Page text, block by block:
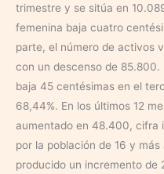
trimestre y se sitúa en
femenina baja cuatro
parte, el número de activos
con un descenso de
baja 45 centésimas en el
68,44%. En los últimos 12
aumentado en 48.400, cifra
por la población de 16 y
producido un incremento de